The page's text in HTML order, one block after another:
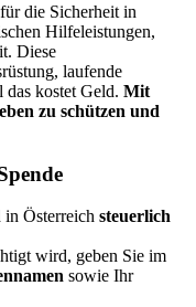
die Sicherheit in
Hilfeleistungen,
Diese
laufende
das kostet Geld. Mit
zu schützen und
in Österreich steuerlich
wird, geben Sie im
sowie Ihr